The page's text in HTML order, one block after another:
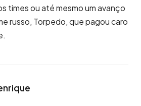
times ou até mesmo um avanço
russo, Torpedo, que pagou caro